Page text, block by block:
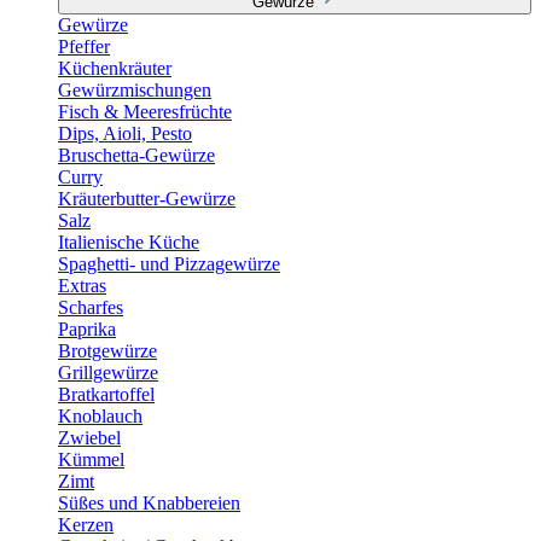
Gewürze
Pfeffer
Küchenkräuter
Gewürzmischungen
Fisch & Meeresfrüchte
Dips, Aioli, Pesto
Bruschetta-Gewürze
Curry
Kräuterbutter-Gewürze
Salz
Italienische Küche
Spaghetti- und Pizzagewürze
Extras
Scharfes
Paprika
Brotgewürze
Grillgewürze
Bratkartoffel
Knoblauch
Zwiebel
Kümmel
Zimt
Süßes und Knabbereien
Kerzen